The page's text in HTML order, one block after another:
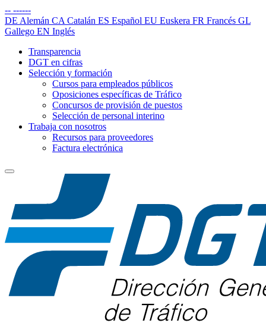
-- ------
DE Alemán CA Catalán ES Español EU Euskera FR Francés GL
Gallego EN Inglés
Transparencia
DGT en cifras
Selección y formación
Cursos para empleados públicos
Oposiciones específicas de Tráfico
Concursos de provisión de puestos
Selección de personal interino
Trabaja con nosotros
Recursos para proveedores
Factura electrónica